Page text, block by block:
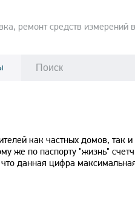
ремонт средств измерений
как частных домов, так и
же по паспорту "жизнь"
данная цифра